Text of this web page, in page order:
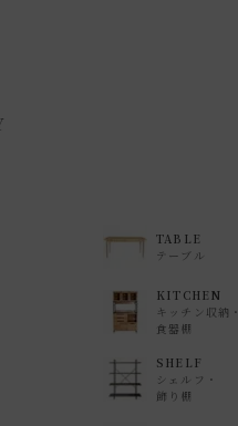
、時間帯指定ができません。
て
TABLE
テーブル
KITCHEN
キッチン収納・
食器棚
SHELF
シェルフ・
飾り棚